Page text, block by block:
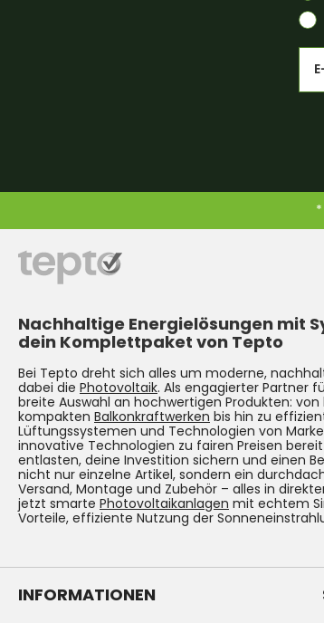
Nachhaltige Energielösungen mit
dein Komplettpaket von Tepto
Bei Tepto dreht sich alles um moderne,
dabei die Photovoltaik. Als engagierter Partner
breite Auswahl an hochwertigen Produkten:
kompakten Balkonkraftwerken bis hin zu
Lüftungssystemen und Technologien von
innovative Technologien zu fairen Preisen
entlasten, deine Investition sichern und einen
nicht nur einzelne Artikel, sondern ein
Versand, Montage und Zubehör – alles in
jetzt smarte Photovoltaikanlagen mit echtem
Vorteile, effiziente Nutzung der
INFORMATIONEN